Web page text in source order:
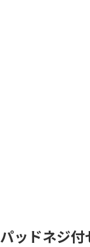
パッドネジ付